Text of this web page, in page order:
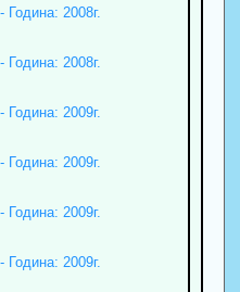
2008г.
2008г.
2009г.
2009г.
2009г.
2009г.